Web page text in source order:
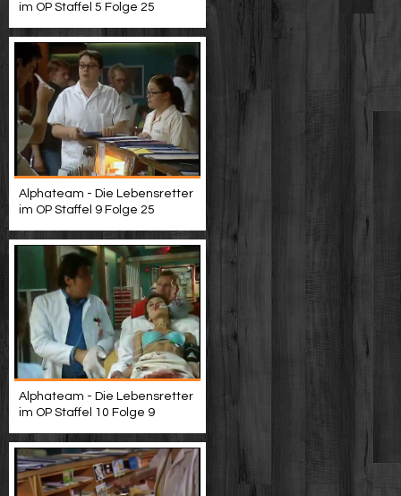
im OP Staffel 5 Folge 25
Alphateam - Die Lebensretter
im OP Staffel 9 Folge 25
Alphateam - Die Lebensretter
im OP Staffel 10 Folge 9